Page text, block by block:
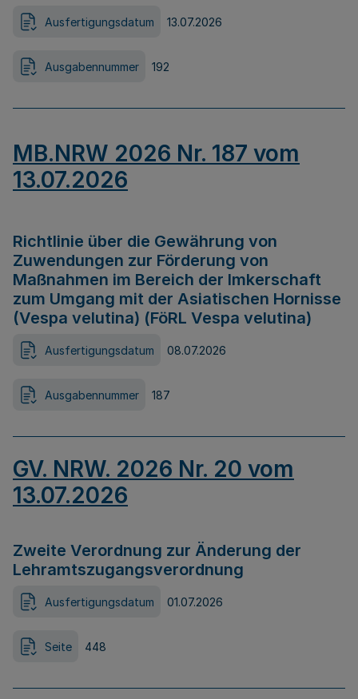
Ausfertigungsdatum 13.07.2026
Ausgabennummer 192
MB.NRW 2026 Nr. 187 vom
13.07.2026
Richtlinie über die Gewährung von
Zuwendungen zur Förderung von
Maßnahmen im Bereich der Imkerschaft
zum Umgang mit der Asiatischen Hornisse
(Vespa velutina) (FöRL Vespa velutina)
Ausfertigungsdatum 08.07.2026
Ausgabennummer 187
GV. NRW. 2026 Nr. 20 vom
13.07.2026
Zweite Verordnung zur Änderung der
Lehramtszugangsverordnung
Ausfertigungsdatum 01.07.2026
Seite 448